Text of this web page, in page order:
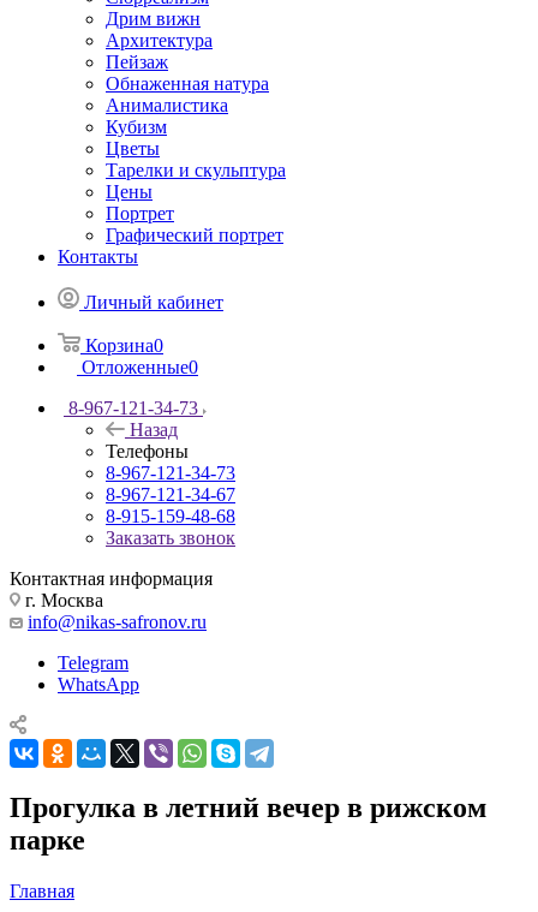
Дрим вижн
Архитектура
Пейзаж
Обнаженная натура
Анималистика
Кубизм
Цветы
Тарелки и скульптура
Цены
Портрет
Графический портрет
Контакты
Личный кабинет
Корзина0
Отложенные0
8-967-121-34-73
Назад
Телефоны
8-967-121-34-73
8-967-121-34-67
8-915-159-48-68
Заказать звонок
Контактная информация
г. Москва
info@nikas-safronov.ru
Telegram
WhatsApp
Прогулка в летний вечер в рижском
парке
Главная